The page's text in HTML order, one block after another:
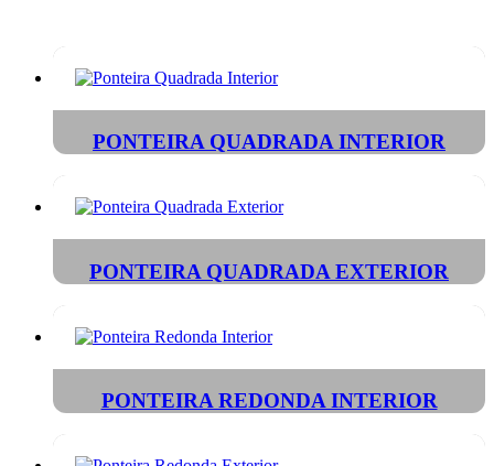
PONTEIRA QUADRADA INTERIOR
PONTEIRA QUADRADA EXTERIOR
PONTEIRA REDONDA INTERIOR